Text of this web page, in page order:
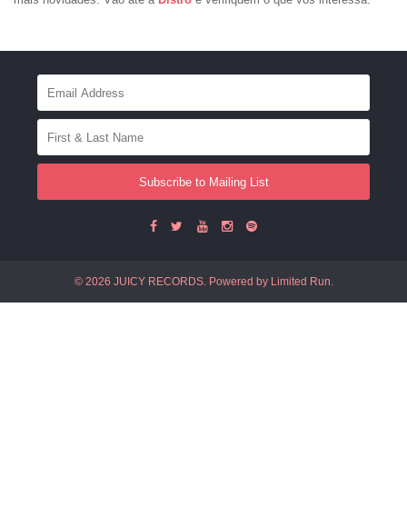
Subscribe to Mailing List
© 2026 JUICY RECORDS. Powered by Limited Run